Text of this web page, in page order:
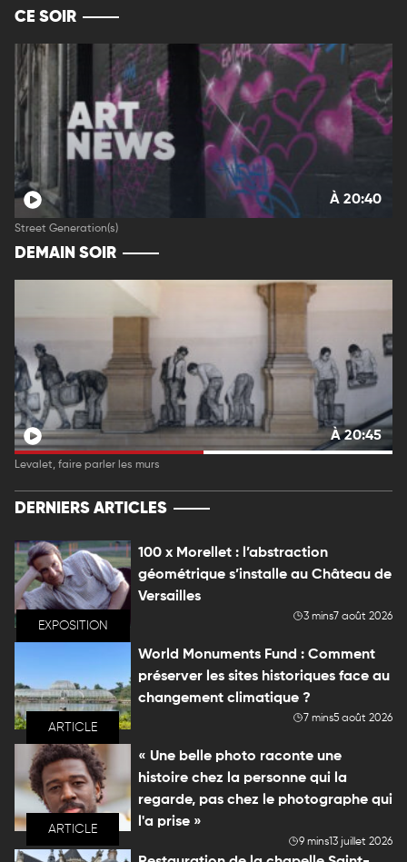
CE SOIR
À 20:40
Street Generation(s)
DEMAIN SOIR
À 20:45
Levalet, faire parler les murs
DERNIERS ARTICLES
EXPOSITION
100 x Morellet : l’abstraction
géométrique s’installe au Château de
Versailles
3 mins7 août 2026
ARTICLE
World Monuments Fund : Comment
préserver les sites historiques face au
changement climatique ?
7 mins5 août 2026
ARTICLE
« Une belle photo raconte une
histoire chez la personne qui la
regarde, pas chez le photographe qui
l'a prise »
9 mins13 juillet 2026